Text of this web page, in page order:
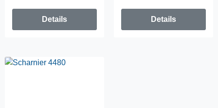
Details Details